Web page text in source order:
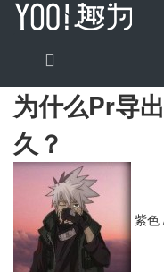
为什么Pr导
久？
紫色